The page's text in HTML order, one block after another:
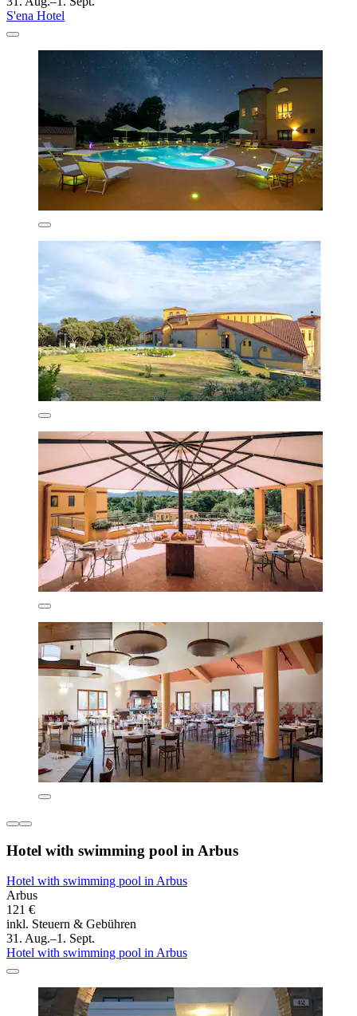
S'ena Hotel
Hotel with swimming pool in Arbus
Hotel with swimming pool in Arbus
Arbus
121 €
inkl. Steuern & Gebühren
31. Aug.–1. Sept.
Hotel with swimming pool in Arbus